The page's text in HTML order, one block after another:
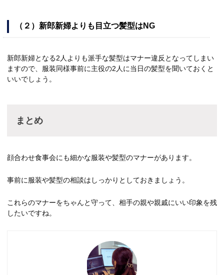
（２）新郎新婦よりも目立つ髪型はNG
新郎新婦となる2人よりも派手な髪型はマナー違反となってしまい
ますので、服装同様事前に主役の2人に当日の髪型を聞いておくと
いいでしょう。
まとめ
顔合わせ食事会にも細かな服装や髪型のマナーがあります。
事前に服装や髪型の相談はしっかりとしておきましょう。
これらのマナーをちゃんと守って、相手の親や親戚にいい印象を残
したいですね。